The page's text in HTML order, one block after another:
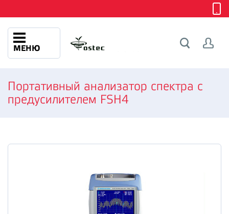
МЕНЮ
Портативный анализатор спектра с
предусилителем FSH4